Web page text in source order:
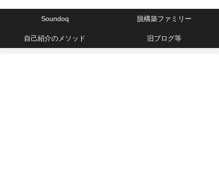
Soundoq 脱構築ファミリー
自己紹介のメソッド 旧ブログ等